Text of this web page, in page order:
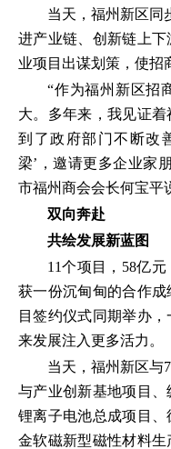
当天，福州新区同
进产业链、创新链上
业项目出谋划策，使招
“作为福州新区招
大。多年来，我见证
到了政府部门不断改
梁’，邀请更多企业家
市福州商会会长何宝平
双向奔赴
共绘发展新蓝图
11个项目，58亿
获一份沉甸甸的合作
目签约仪式同期举办
来发展注入更多活力。
当天，福州新区与
与产业创新基地项目
锂离子电池总成项目
金软磁新型磁性材料